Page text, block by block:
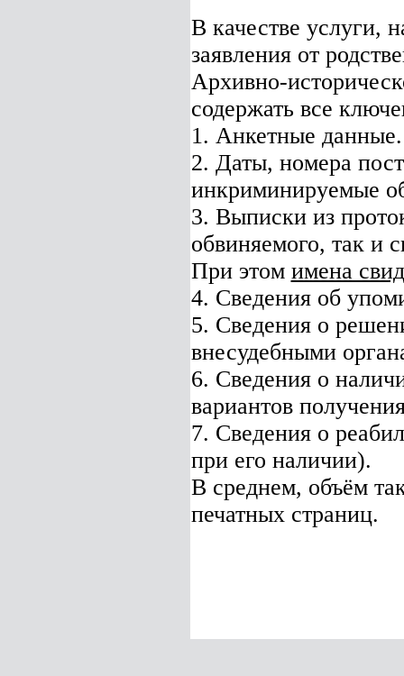
В качестве услуги,
заявления от
Архивно-
содержать все
1. Анкетные данные.
2. Даты, номера
инкриминируемые
3. Выписки из
обвиняемого, так и
При этом имена
4. Сведения об
5. Сведения о
внесудебными
6. Сведения о
вариантов
7. Сведения о
при его наличии).
В среднем, объём
печатных страниц.